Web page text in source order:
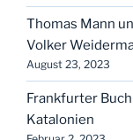
Thomas Mann
Volker
August 23, 2023
Frankfurter
Katalonien